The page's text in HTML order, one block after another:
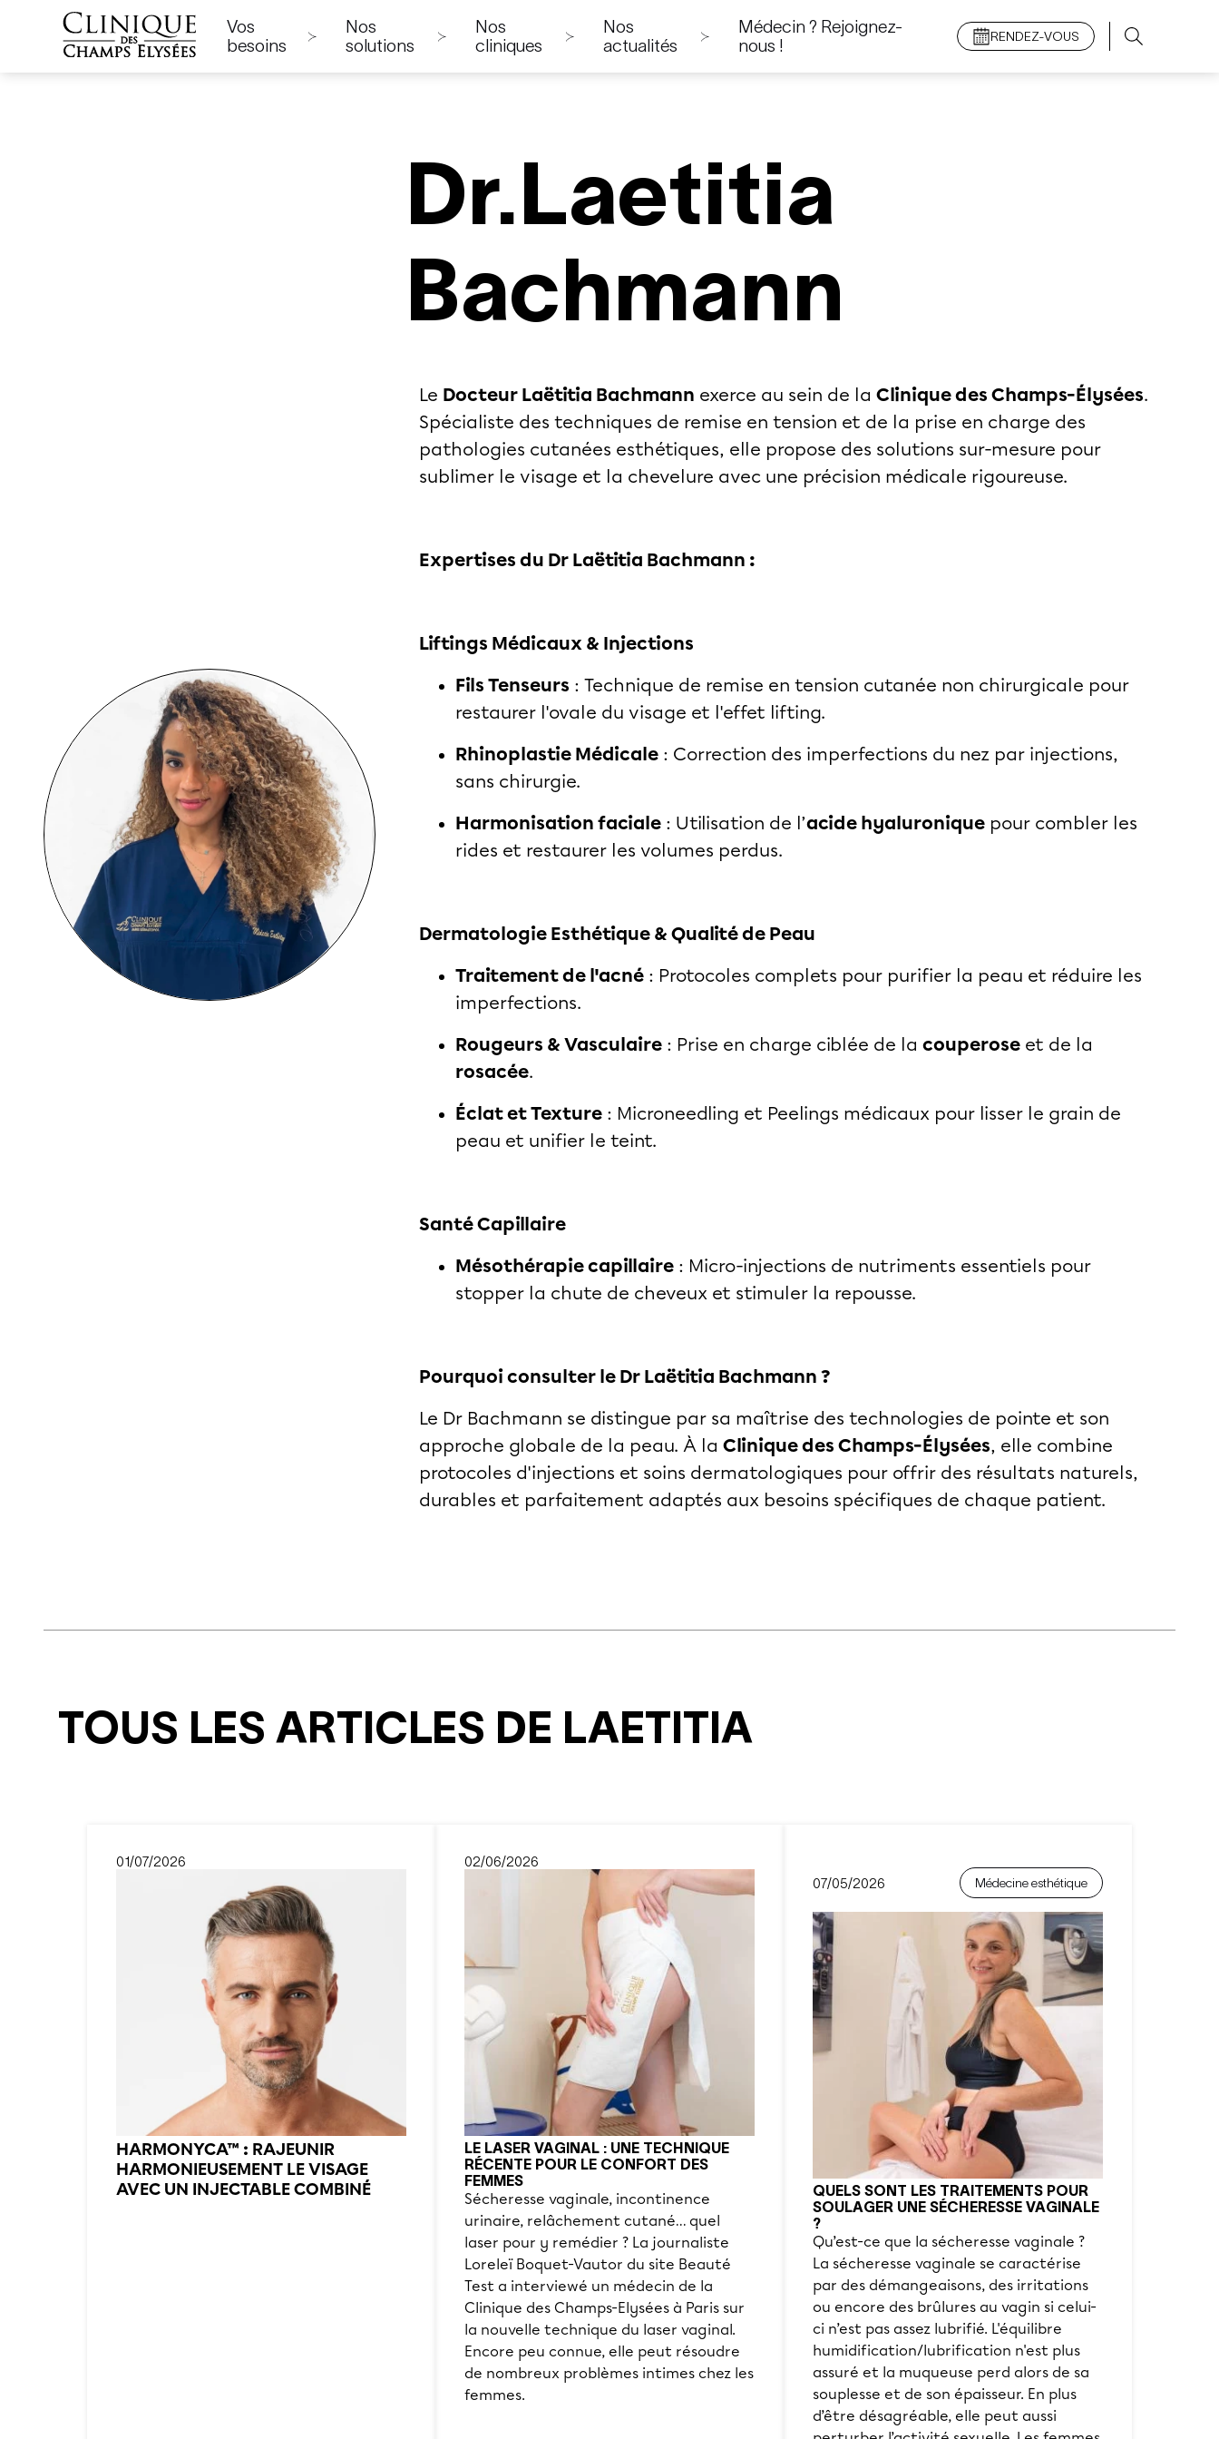
Vos
besoins
Nos
solutions
Nos
cliniques
Nos
actualités
Médecin ? Rejoignez-
nous !
RENDEZ-VOUS
Dr.Laetitia
Bachmann
Le Docteur Laëtitia Bachmann exerce au sein de la Clinique des Champs-Élysées.
Spécialiste des techniques de remise en tension et de la prise en charge des
pathologies cutanées esthétiques, elle propose des solutions sur-mesure pour
sublimer le visage et la chevelure avec une précision médicale rigoureuse.
Expertises du Dr Laëtitia Bachmann :
Liftings Médicaux & Injections
Fils Tenseurs : Technique de remise en tension cutanée non chirurgicale pour
restaurer l'ovale du visage et l'effet lifting.
Rhinoplastie Médicale : Correction des imperfections du nez par injections,
sans chirurgie.
Harmonisation faciale : Utilisation de l’acide hyaluronique pour combler les
rides et restaurer les volumes perdus.
Dermatologie Esthétique & Qualité de Peau
Traitement de l'acné : Protocoles complets pour purifier la peau et réduire les
imperfections.
Rougeurs & Vasculaire : Prise en charge ciblée de la couperose et de la
rosacée.
Éclat et Texture : Microneedling et Peelings médicaux pour lisser le grain de
peau et unifier le teint.
Santé Capillaire
Mésothérapie capillaire : Micro-injections de nutriments essentiels pour
stopper la chute de cheveux et stimuler la repousse.
Pourquoi consulter le Dr Laëtitia Bachmann ?
Le Dr Bachmann se distingue par sa maîtrise des technologies de pointe et son
approche globale de la peau. À la Clinique des Champs-Élysées, elle combine
protocoles d'injections et soins dermatologiques pour offrir des résultats naturels,
durables et parfaitement adaptés aux besoins spécifiques de chaque patient.
TOUS LES ARTICLES DE LAETITIA
01/07/2026
HARMONYCA™ : RAJEUNIR
HARMONIEUSEMENT LE VISAGE
AVEC UN INJECTABLE COMBINÉ
02/06/2026
LE LASER VAGINAL : UNE TECHNIQUE
RÉCENTE POUR LE CONFORT DES
FEMMES
Sécheresse vaginale, incontinence
urinaire, relâchement cutané… quel
laser pour y remédier ? La journaliste
Loreleï Boquet-Vautor du site Beauté
Test a interviewé un médecin de la
Clinique des Champs-Elysées à Paris sur
la nouvelle technique du laser vaginal.
Encore peu connue, elle peut résoudre
de nombreux problèmes intimes chez les
femmes.
07/05/2026 Médecine esthétique
QUELS SONT LES TRAITEMENTS POUR
SOULAGER UNE SÉCHERESSE VAGINALE
?
Qu’est-ce que la sécheresse vaginale ?
La sécheresse vaginale se caractérise
par des démangeaisons, des irritations
ou encore des brûlures au vagin si celui-
ci n’est pas assez lubrifié. L'équilibre
humidification/lubrification n'est plus
assuré et la muqueuse perd alors de sa
souplesse et de son épaisseur. En plus
d’être désagréable, elle peut aussi